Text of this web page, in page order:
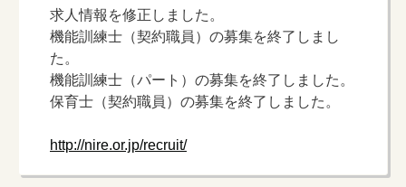
求人情報を修正しました。
機能訓練士（契約職員）の募集を終了しまし
た。
機能訓練士（パート）の募集を終了しました。
保育士（契約職員）の募集を終了しました。
http://nire.or.jp/recruit/